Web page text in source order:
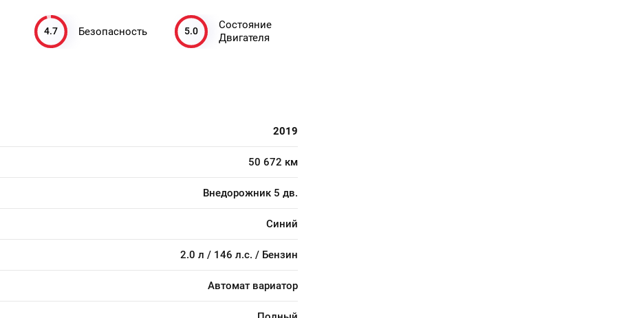
4.7 Безопасность 5.0
Состояние
Двигателя
2019
50 672 км
Внедорожник 5 дв.
Синий
2.0 л / 146 л.с. / Бензин
Автомат вариатор